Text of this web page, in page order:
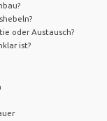
oder Austausch?
ist?